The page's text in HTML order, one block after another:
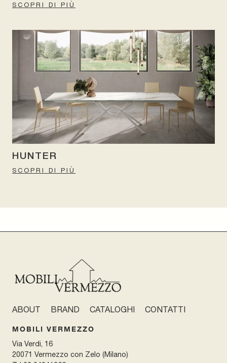
SCOPRI DI PIÙ
HUNTER
SCOPRI DI PIÙ
ABOUT BRAND CATALOGHI CONTATTI
MOBILI VERMEZZO
Via Verdi, 16
20071 Vermezzo con Zelo (Milano)